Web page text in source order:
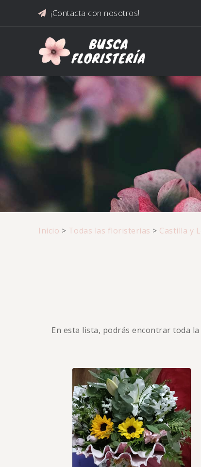
¡Contacta con nosotros!
Inicio > Todas las floristerías > Castilla y
En esta lista, podrás encontrar toda